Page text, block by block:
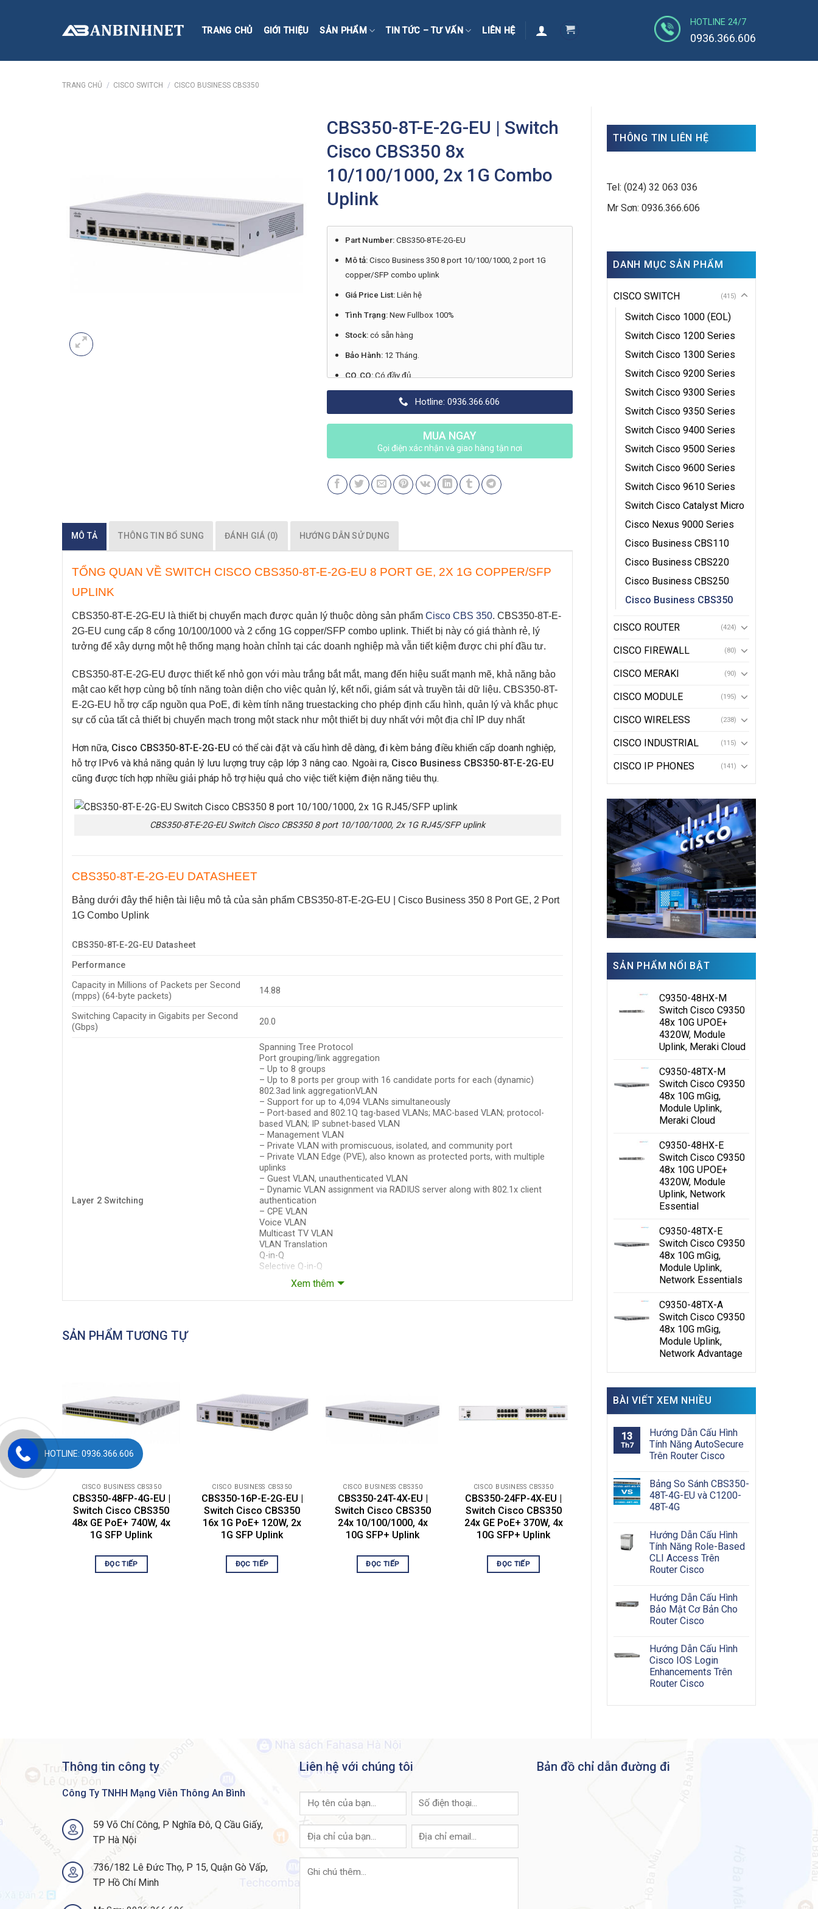
TRANG CHỦ GIỚI THIỆU SẢN PHẨM TIN TỨC – TƯ VẤN LIÊN HỆ
HOTLINE 24/7
0936.366.606
TRANG CHỦ / CISCO SWITCH / CISCO BUSINESS CBS350
THÔNG TIN LIÊN HỆ
Tel: (024) 32 063 036
Mr Sơn: 0936.366.606
DANH MỤC SẢN PHẨM
CISCO SWITCH (415)
Switch Cisco 1000 (EOL)
Switch Cisco 1200 Series
Switch Cisco 1300 Series
Switch Cisco 9200 Series
Switch Cisco 9300 Series
Switch Cisco 9350 Series
Switch Cisco 9400 Series
Switch Cisco 9500 Series
Switch Cisco 9600 Series
Switch Cisco 9610 Series
Switch Cisco Catalyst Micro
Cisco Nexus 9000 Series
Cisco Business CBS110
Cisco Business CBS220
Cisco Business CBS250
Cisco Business CBS350
CISCO ROUTER (424)
CISCO FIREWALL (80)
CISCO MERAKI (90)
CISCO MODULE (195)
CISCO WIRELESS (238)
CISCO INDUSTRIAL (115)
CISCO IP PHONES (141)
SẢN PHẨM NỔI BẬT
C9350-48HX-M
Switch Cisco C9350
48x 10G UPOE+
4320W, Module
Uplink, Meraki Cloud
C9350-48TX-M
Switch Cisco C9350
48x 10G mGig,
Module Uplink,
Meraki Cloud
C9350-48HX-E
Switch Cisco C9350
48x 10G UPOE+
4320W, Module
Uplink, Network
Essential
C9350-48TX-E
Switch Cisco C9350
48x 10G mGig,
Module Uplink,
Network Essentials
C9350-48TX-A
Switch Cisco C9350
48x 10G mGig,
Module Uplink,
Network Advantage
BÀI VIẾT XEM NHIỀU
13
Th7
Hướng Dẫn Cấu Hình
Tính Năng AutoSecure
Trên Router Cisco
Bảng So Sánh CBS350-
48T-4G-EU và C1200-
48T-4G
Hướng Dẫn Cấu Hình
Tính Năng Role-Based
CLI Access Trên
Router Cisco
Hướng Dẫn Cấu Hình
Bảo Mật Cơ Bản Cho
Router Cisco
Hướng Dẫn Cấu Hình
Cisco IOS Login
Enhancements Trên
Router Cisco
CBS350-8T-E-2G-EU | Switch
Cisco CBS350 8x
10/100/1000, 2x 1G Combo
Uplink
Part Number: CBS350-8T-E-2G-EU
Mô tả: Cisco Business 350 8 port 10/100/1000, 2 port 1G
copper/SFP combo uplink
Giá Price List: Liên hệ
Tình Trạng: New Fullbox 100%
Stock: có sẵn hàng
Bảo Hành: 12 Tháng.
CO, CQ:Có đầy đủ
Chính hãng Cisco
Made in:Liên hệ
Hotline: 0936.366.606
MUA NGAY
Gọi điện xác nhận và giao hàng tận nơi
MÔ TẢ THÔNG TIN BỔ SUNG ĐÁNH GIÁ (0) HƯỚNG DẪN SỬ DỤNG
TỔNG QUAN VỀ SWITCH CISCO CBS350-8T-E-2G-EU 8 PORT GE, 2X 1G COPPER/SFP
UPLINK
CBS350-8T-E-2G-EU là thiết bị chuyển mạch được quản lý thuộc dòng sản phẩm Cisco CBS 350. CBS350-8T-E-
2G-EU cung cấp 8 cổng 10/100/1000 và 2 cổng 1G copper/SFP combo uplink. Thiết bị này có giá thành rẻ, lý
tưởng để xây dựng một hệ thống mạng hoàn chỉnh tại các doanh nghiệp mà vẫn tiết kiệm được chi phí đầu tư.
CBS350-8T-E-2G-EU được thiết kế nhỏ gọn với màu trắng bắt mắt, mang đến hiệu suất mạnh mẽ, khả năng bảo
mật cao kết hợp cùng bộ tính năng toàn diện cho việc quản lý, kết nối, giám sát và truyền tải dữ liệu. CBS350-8T-
E-2G-EU hỗ trợ cấp nguồn qua PoE, đi kèm tính năng truestacking cho phép định cấu hình, quản lý và khắc phục
sự cố của tất cả thiết bị chuyển mạch trong một stack như một thiết bị duy nhất với một địa chỉ IP duy nhất
Hơn nữa, Cisco CBS350-8T-E-2G-EU có thể cài đặt và cấu hình dễ dàng, đi kèm bảng điều khiển cấp doanh nghiệp,
hỗ trợ IPv6 và khả năng quản lý lưu lượng truy cập lớp 3 nâng cao. Ngoài ra, Cisco Business CBS350-8T-E-2G-EU
cũng được tích hợp nhiều giải pháp hỗ trợ hiệu quả cho việc tiết kiệm điện năng tiêu thụ.
CBS350-8T-E-2G-EU Switch Cisco CBS350 8 port 10/100/1000, 2x 1G RJ45/SFP uplink
CBS350-8T-E-2G-EU DATASHEET
Bảng dưới đây thể hiện tài liệu mô tả của sản phẩm CBS350-8T-E-2G-EU | Cisco Business 350 8 Port GE, 2 Port
1G Combo Uplink
CBS350-8T-E-2G-EU Datasheet
Performance
Capacity in Millions of Packets per Second
(mpps) (64-byte packets)
14.88
Switching Capacity in Gigabits per Second
(Gbps)
20.0
Layer 2 Switching
Spanning Tree Protocol
Port grouping/link aggregation
– Up to 8 groups
– Up to 8 ports per group with 16 candidate ports for each (dynamic)
802.3ad link aggregation​VLAN
– Support for up to 4,094 VLANs simultaneously
– Port-based and 802.1Q tag-based VLANs; MAC-based VLAN; protocol-
based VLAN; IP subnet-based VLAN
– Management VLAN
– Private VLAN with promiscuous, isolated, and community port
– Private VLAN Edge (PVE), also known as protected ports, with multiple
uplinks
– Guest VLAN, unauthenticated VLAN
– Dynamic VLAN assignment via RADIUS server along with 802.1x client
authentication
– CPE VLAN
Voice VLAN
Multicast TV VLAN
VLAN Translation
Q-in-Q
Selective Q-in-Q
Generic VLAN Registration Protocol (GVRP)/Generic Attribute Registration
Protocol (GARP)
Unidirectional Link Detection (UDLD)
– Up to 990 static routes and up to 128 IP interfaces
IPv6 routing
Layer 3 Interface
– Configuration of Layer 3 interface on physical port, Link Aggregation
DHCP relay at Layer 3
User Datagram Protocol (UDP) relay
Secure Shell (SSH) Protocol
Secure Sockets Layer (SSL)
IEEE 802.1X (Authenticator role)
STP Bridge Protocol Data Unit (BPDU) Guard
STP Root Guard
Multiple user privilege levels in CLI
ACLs Support for up to 1,024 rules
Management
Web user interface
Remote Monitoring (RMON)
IPv4 and IPv6 dual stack
Firmware upgrade
Port mirroring
VLAN mirroring
Secure Copy (SCP)
Autoconfiguration with Secure Copy (SCP) file download
Text-editable config files
Xem thêm
SẢN PHẨM TƯƠNG TỰ
CISCO BUSINESS CBS350
CBS350-48FP-4G-EU |
Switch Cisco CBS350
48x GE PoE+ 740W, 4x
1G SFP Uplink
ĐỌC TIẾP
CISCO BUSINESS CBS350
CBS350-16P-E-2G-EU |
Switch Cisco CBS350
16x 1G PoE+ 120W, 2x
1G SFP Uplink
ĐỌC TIẾP
CISCO BUSINESS CBS350
CBS350-24T-4X-EU |
Switch Cisco CBS350
24x 10/100/1000, 4x
10G SFP+ Uplink
ĐỌC TIẾP
CISCO BUSINESS CBS350
CBS350-24FP-4X-EU |
Switch Cisco CBS350
24x GE PoE+ 370W, 4x
10G SFP+ Uplink
ĐỌC TIẾP
Thông tin công ty
Công Ty TNHH Mạng Viễn Thông An Bình
59 Võ Chí Công, P Nghĩa Đô, Q Cầu Giấy,
TP Hà Nội
736/182 Lê Đức Thọ, P 15, Quận Gò Vấp,
TP Hồ Chí Minh
Liên hệ với chúng tôi Bản đồ chỉ dẫn đường đi
HOTLINE: 0936.366.606